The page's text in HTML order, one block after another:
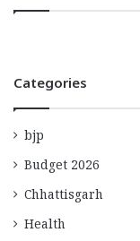
Categories
bjp
Budget 2026
Chhattisgarh
Health